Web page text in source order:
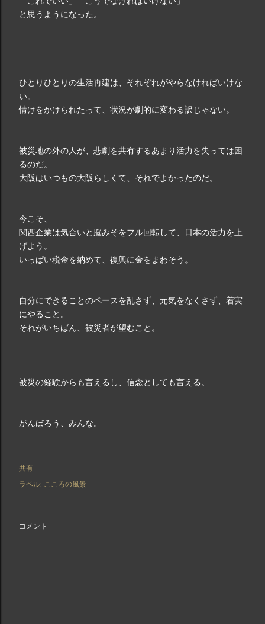
と思うようになった。
ひとりひとりの生活再建は、それぞれがやらなければいけな
い。
情けをかけられたって、状況が劇的に変わる訳じゃない。
被災地の外の人が、悲劇を共有するあまり活力を失っては困
るのだ。
大阪はいつもの大阪らしくて、それでよかったのだ。
今こそ、
関西企業は気合いと脳みそをフル回転して、日本の活力を上
げよう。
いっぱい税金を納めて、復興に金をまわそう。
自分にできることのペースを乱さず、元気をなくさず、着実
にやること。
それがいちばん、被災者が望むこと。
被災の経験からも言えるし、信念としても言える。
がんばろう、みんな。
共有
ラベル: こころの風景
コメント